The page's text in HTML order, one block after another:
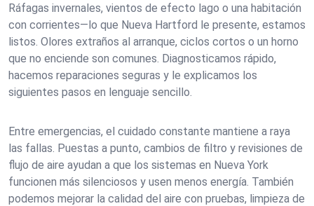
Ráfagas invernales, vientos de efecto lago o una habitación
con corrientes—lo que Nueva Hartford le presente, estamos
listos. Olores extraños al arranque, ciclos cortos o un horno
que no enciende son comunes. Diagnosticamos rápido,
hacemos reparaciones seguras y le explicamos los
siguientes pasos en lenguaje sencillo.
Entre emergencias, el cuidado constante mantiene a raya
las fallas. Puestas a punto, cambios de filtro y revisiones de
flujo de aire ayudan a que los sistemas en Nueva York
funcionen más silenciosos y usen menos energía. También
podemos mejorar la calidad del aire con pruebas, limpieza de